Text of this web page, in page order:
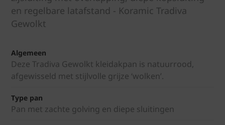
en regelbare latafstand - Koramic Tradiva
Gewolkt
Algemeen
Deze Tradiva Gewolkt kleidakpan is natuurrood,
afgewisseld met stijlvolle grijze ‘wolken’.
Type pan
Pan met zachte golving en diepe sluitingen